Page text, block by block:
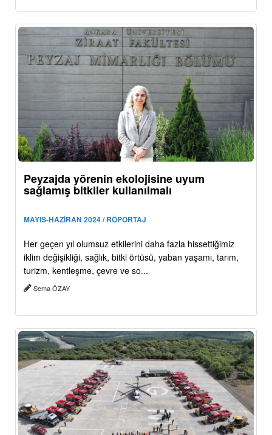
Peyzajda yörenin ekolojisine uyum
sağlamış bitkiler kullanılmalı
MAYIS-HAZİRAN 2024 / RÖPORTAJ
Her geçen yıl olumsuz etkilerini daha fazla hissettiğimiz
iklim değişikliği, sağlık, bitki örtüsü, yaban yaşamı, tarım,
turizm, kentleşme, çevre ve so...
Sema ÖZAY